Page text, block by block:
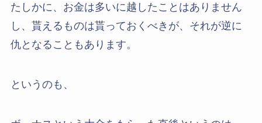
たしかに、お金は多いに越したことはありません
し、貰えるものは貰っておくべきが、それが逆に
仇となることもあります。
というのも、